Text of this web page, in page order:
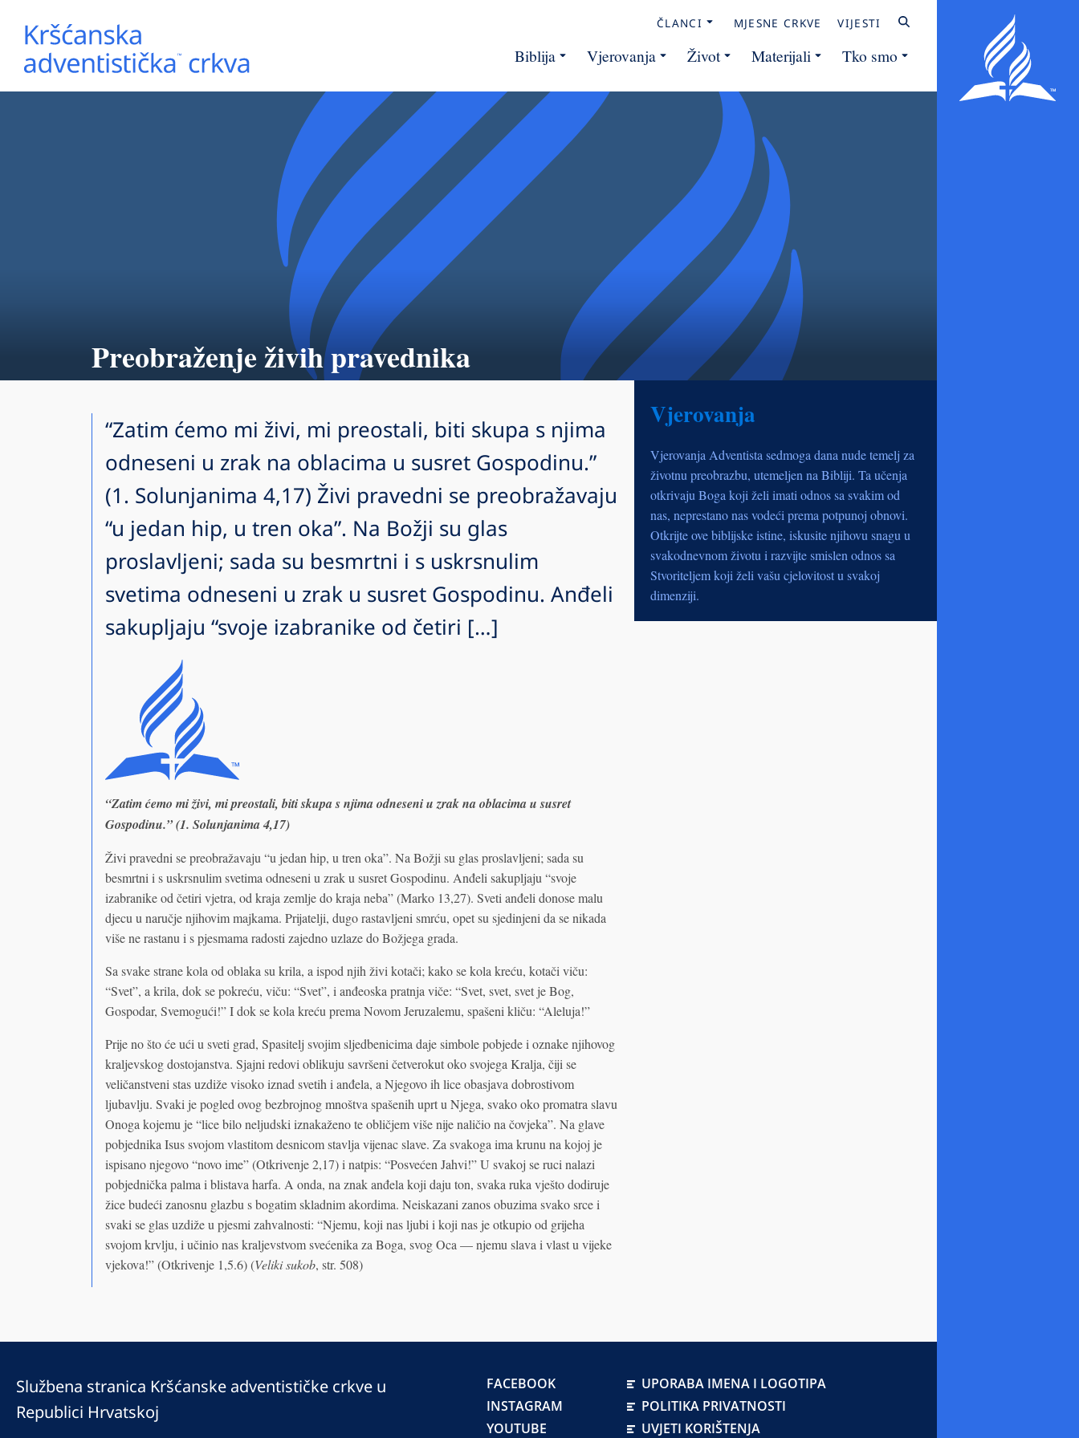
ČLANCI MJESNE CRKVE VIJESTI
Biblija Vjerovanja Život Materijali Tko smo
Preobraženje živih pravednika
“Zatim ćemo mi živi, mi preostali, biti skupa s njima
odneseni u zrak na oblacima u susret Gospodinu.”
(1. Solunjanima 4,17) Živi pravedni se preobražavaju
“u jedan hip, u tren oka”. Na Božji su glas
proslavljeni; sada su besmrtni i s uskrsnulim
svetima odneseni u zrak u susret Gospodinu. Anđeli
sakupljaju “svoje izabranike od četiri […]
“Zatim ćemo mi živi, mi preostali, biti skupa s njima odneseni u zrak na oblacima u susret
Gospodinu.” (1. Solunjanima 4,17)
Živi pravedni se preobražavaju “u jedan hip, u tren oka”. Na Božji su glas proslavljeni; sada su
besmrtni i s uskrsnulim svetima odneseni u zrak u susret Gospodinu. Anđeli sakupljaju “svoje
izabranike od četiri vjetra, od kraja zemlje do kraja neba” (Marko 13,27). Sveti anđeli donose malu
djecu u naručje njihovim majkama. Prijatelji, dugo rastavljeni smrću, opet su sjedinjeni da se nikada
više ne rastanu i s pjesmama radosti zajedno uzlaze do Božjega grada.
Sa svake strane kola od oblaka su krila, a ispod njih živi kotači; kako se kola kreću, kotači viču:
“Svet”, a krila, dok se pokreću, viču: “Svet”, i anđeoska pratnja viče: “Svet, svet, svet je Bog,
Gospodar, Svemogući!” I dok se kola kreću prema Novom Jeruzalemu, spašeni kliču: “Aleluja!”
Prije no što će ući u sveti grad, Spasitelj svojim sljedbenicima daje simbole pobjede i oznake njihovog
kraljevskog dostojanstva. Sjajni redovi oblikuju savršeni četverokut oko svojega Kralja, čiji se
veličanstveni stas uzdiže visoko iznad svetih i anđela, a Njegovo ih lice obasjava dobrostivom
ljubavlju. Svaki je pogled ovog bezbrojnog mnoštva spašenih uprt u Njega, svako oko promatra slavu
Onoga kojemu je “lice bilo neljudski iznakaženo te obličjem više nije naličio na čovjeka”. Na glave
pobjednika Isus svojom vlastitom desnicom stavlja vijenac slave. Za svakoga ima krunu na kojoj je
ispisano njegovo “novo ime” (Otkrivenje 2,17) i natpis: “Posvećen Jahvi!” U svakoj se ruci nalazi
pobjednička palma i blistava harfa. A onda, na znak anđela koji daju ton, svaka ruka vješto dodiruje
žice budeći zanosnu glazbu s bogatim skladnim akordima. Neiskazani zanos obuzima svako srce i
svaki se glas uzdiže u pjesmi zahvalnosti: “Njemu, koji nas ljubi i koji nas je otkupio od grijeha
svojom krvlju, i učinio nas kraljevstvom svećenika za Boga, svog Oca — njemu slava i vlast u vijeke
vjekova!” (Otkrivenje 1,5.6) (Veliki sukob, str. 508)
Vjerovanja
Vjerovanja Adventista sedmoga dana nude temelj za
životnu preobrazbu, utemeljen na Bibliji. Ta učenja
otkrivaju Boga koji želi imati odnos sa svakim od
nas, neprestano nas vodeći prema potpunoj obnovi.
Otkrijte ove biblijske istine, iskusite njihovu snagu u
svakodnevnom životu i razvijte smislen odnos sa
Stvoriteljem koji želi vašu cjelovitost u svakoj
dimenziji.
Službena stranica Kršćanske adventističke crkve u
Republici Hrvatskoj
FACEBOOK
INSTAGRAM
YOUTUBE
UPORABA IMENA I LOGOTIPA
POLITIKA PRIVATNOSTI
UVJETI KORIŠTENJA